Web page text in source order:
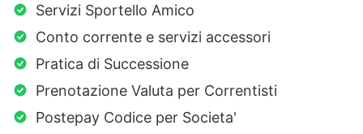
Servizi Sportello Amico
Conto corrente e servizi accessori
Pratica di Successione
Prenotazione Valuta per Correntisti
Postepay Codice per Societa'